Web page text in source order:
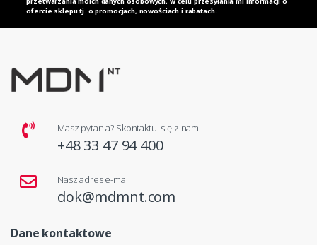
ofercie sklepu tj. o promocjach, nowościach i rabatach.
Masz pytania? Skontaktuj się z nami!
+48 33 47 94 400
Nasz adres e-mail
dok@mdmnt.com
Dane kontaktowe